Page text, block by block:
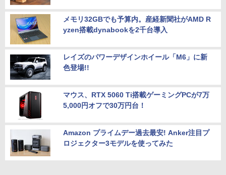
メモリ32GBでも予算内。産経新聞社がAMD R
yzen搭載dynabookを2千台導入
レイズのパワーデザインホイール「M6」に新
色登場!!
マウス、RTX 5060 Ti搭載ゲーミングPCが7万
5,000円オフで30万円台！
Amazon プライムデー過去最安! Anker注目プ
ロジェクター3モデルを使ってみた